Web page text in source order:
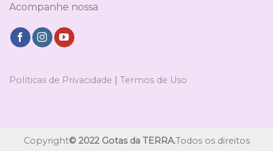
Acompanhe nossa
Políticas de Privacidade | Termos de Uso
Copyright© 2022 Gotas da TERRA.Todos os direitos